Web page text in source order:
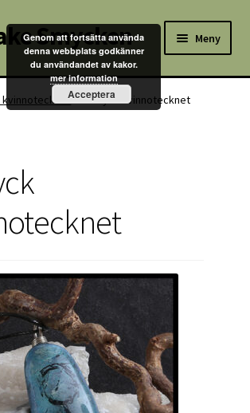
Smycken Meny
kvinnotecknet Avtryck kvinnotecknet
Genom att fortsätta använda
denna webbplats godkänner
du användandet av kakor.
mer information
Acceptera